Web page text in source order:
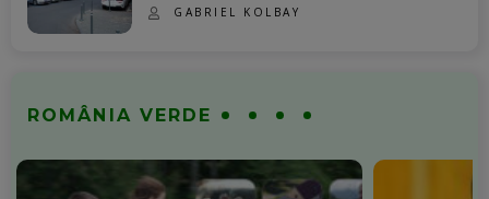
GABRIEL KOLBAY
ROMÂNIA VERDE